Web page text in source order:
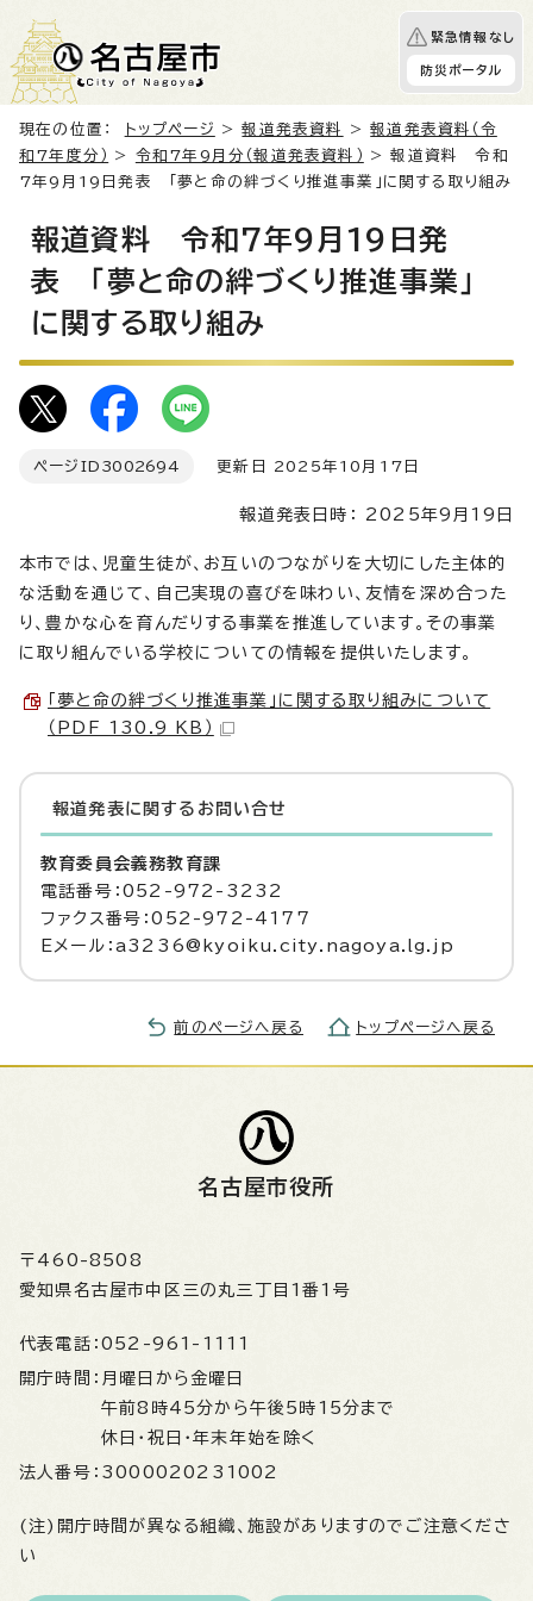
緊急情報なし
防災ポータル
現在の位置： トップページ >報道発表資料 >報道発表資料（令
和7年度分）
> 令和7年9月分（報道発表資料）
> 報道資料 令和
7年9月19日発表 「夢と命の絆づくり推進事業」に関する取り組み
報道資料 令和7年9月19日発
表 「夢と命の絆づくり推進事業」
に関する取り組み
ページID 3002694 更新日 2025年10月17日
報道発表日時： 2025年9月19日
本市では、児童生徒が、お互いのつながりを大切にした主体的
な活動を通じて、自己実現の喜びを味わい、友情を深め合った
り、豊かな心を育んだりする事業を推進しています。その事業
に取り組んでいる学校についての情報を提供いたします。
「夢と命の絆づくり推進事業」に関する取り組みについて
（PDF 130.9 KB）
報道発表に関するお問い合せ
教育委員会義務教育課
電話番号：052-972-3232
ファクス番号：052-972-4177
Eメール：a3236@kyoiku.city.nagoya.lg.jp
前のページへ戻る トップページへ戻る
名古屋市役所
〒460-8508
愛知県名古屋市中区三の丸三丁目1番1号
代表電話： 052-961-1111
開庁時間： 月曜日から金曜日
午前8時45分から午後5時15分まで
休日・祝日・年末年始を除く
法人番号： 3000020231002
(注)開庁時間が異なる組織、施設がありますのでご注意くださ
い